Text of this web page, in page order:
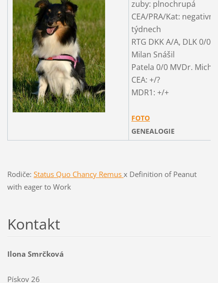
zuby: plnochrupá
CEA/PRA/Kat: negativní
týdnech
RTG DKK A/A, DLK 0/0
Milan Snášil
Patela 0/0 MVDr.
CEA: +/?
MDR1: +/+
FOTO
GENEALOGIE
Rodiče: Status Quo Chancy Remus x Definition of Peanut
with eager to Work
Kontakt
Ilona Smrčková
Pískov 26